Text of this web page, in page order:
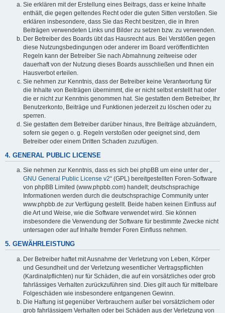
Sie erklären mit der Erstellung eines Beitrags, dass er keine Inhalte
enthält, die gegen geltendes Recht oder die guten Sitten verstoßen. Sie
erklären insbesondere, dass Sie das Recht besitzen, die in Ihren
Beiträgen verwendeten Links und Bilder zu setzen bzw. zu verwenden.
Der Betreiber des Boards übt das Hausrecht aus. Bei Verstößen gegen
diese Nutzungsbedingungen oder anderer im Board veröffentlichten
Regeln kann der Betreiber Sie nach Abmahnung zeitweise oder
dauerhaft von der Nutzung dieses Boards ausschließen und Ihnen ein
Hausverbot erteilen.
Sie nehmen zur Kenntnis, dass der Betreiber keine Verantwortung für
die Inhalte von Beiträgen übernimmt, die er nicht selbst erstellt hat oder
die er nicht zur Kenntnis genommen hat. Sie gestatten dem Betreiber, Ihr
Benutzerkonto, Beiträge und Funktionen jederzeit zu löschen oder zu
sperren.
Sie gestatten dem Betreiber darüber hinaus, Ihre Beiträge abzuändern,
sofern sie gegen o. g. Regeln verstoßen oder geeignet sind, dem
Betreiber oder einem Dritten Schaden zuzufügen.
4. GENERAL PUBLIC LICENSE
Sie nehmen zur Kenntnis, dass es sich bei phpBB um eine unter der „
GNU General Public License v2“ (GPL) bereitgestellten Foren-Software
von phpBB Limited (www.phpbb.com) handelt; deutschsprachige
Informationen werden durch die deutschsprachige Community unter
www.phpbb.de zur Verfügung gestellt. Beide haben keinen Einfluss auf
die Art und Weise, wie die Software verwendet wird. Sie können
insbesondere die Verwendung der Software für bestimmte Zwecke nicht
untersagen oder auf Inhalte fremder Foren Einfluss nehmen.
5. GEWÄHRLEISTUNG
Der Betreiber haftet mit Ausnahme der Verletzung von Leben, Körper
und Gesundheit und der Verletzung wesentlicher Vertragspflichten
(Kardinalpflichten) nur für Schäden, die auf ein vorsätzliches oder grob
fahrlässiges Verhalten zurückzuführen sind. Dies gilt auch für mittelbare
Folgeschäden wie insbesondere entgangenen Gewinn.
Die Haftung ist gegenüber Verbrauchern außer bei vorsätzlichem oder
grob fahrlässigem Verhalten oder bei Schäden aus der Verletzung von